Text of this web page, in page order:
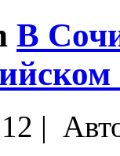
В
|